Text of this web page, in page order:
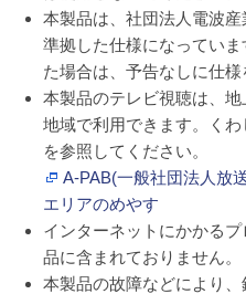
本製品は、社団法人電波
準拠した仕様になってい
た場合は、予告なしに仕様
本製品のテレビ視聴は、
地域で利用できます。く
を参照してください。
A-PAB(一般社団法人放
エリアのめやす
インターネットにかかる
品に含まれておりません。
本製品の故障などにより